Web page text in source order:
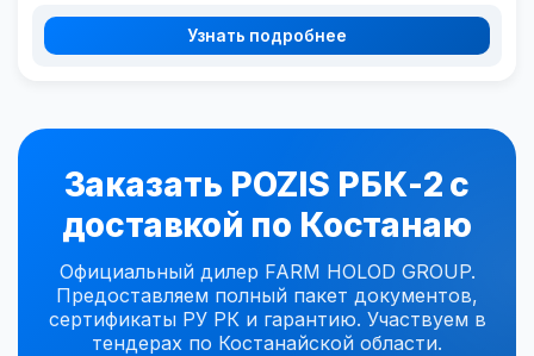
Узнать подробнее
Заказать POZIS РБК-2 с
доставкой по Костанаю
Официальный дилер FARM HOLOD GROUP.
Предоставляем полный пакет документов,
сертификаты РУ РК и гарантию. Участвуем в
тендерах по Костанайской области.